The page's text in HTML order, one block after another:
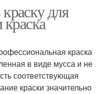
для
краска
в виде мусса и не
соответствующая
краски значительно